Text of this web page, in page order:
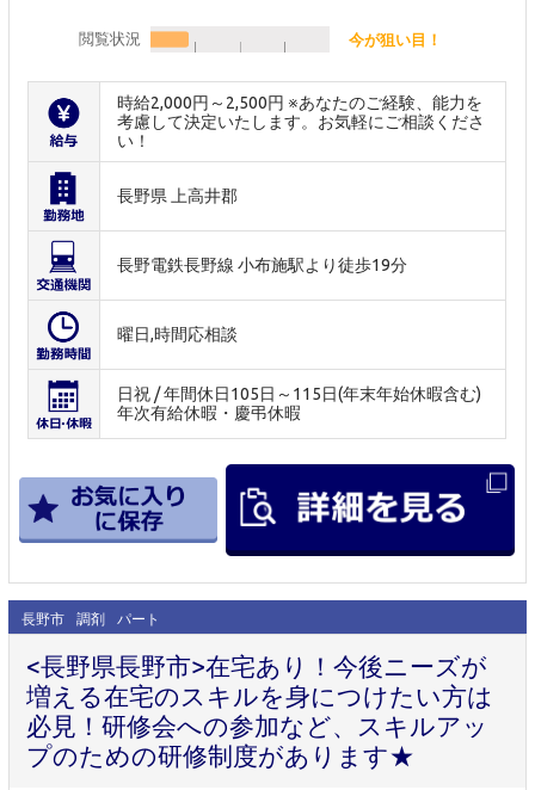
閲覧状況 今が狙い目！
時給2,000円～2,500円 ※あなたのご経験、能力を
考慮して決定いたします。お気軽にご相談くださ
い！
長野県 上高井郡
長野電鉄長野線 小布施駅より徒歩19分
曜日,時間応相談
日祝 / 年間休日105日～115日(年末年始休暇含む)
年次有給休暇・慶弔休暇
長野市 調剤 パート
<長野県長野市>在宅あり！今後ニーズが
増える在宅のスキルを身につけたい方は
必見！研修会への参加など、スキルアッ
プのための研修制度があります★